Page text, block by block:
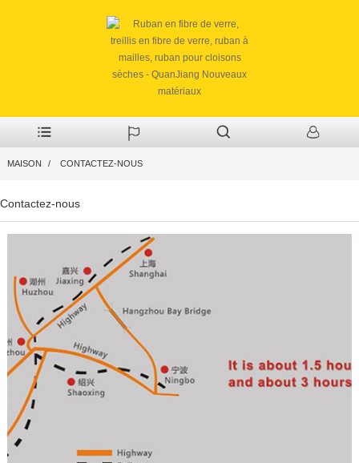
MAISON CONTACTEZ-NOUS
Contactez-nous